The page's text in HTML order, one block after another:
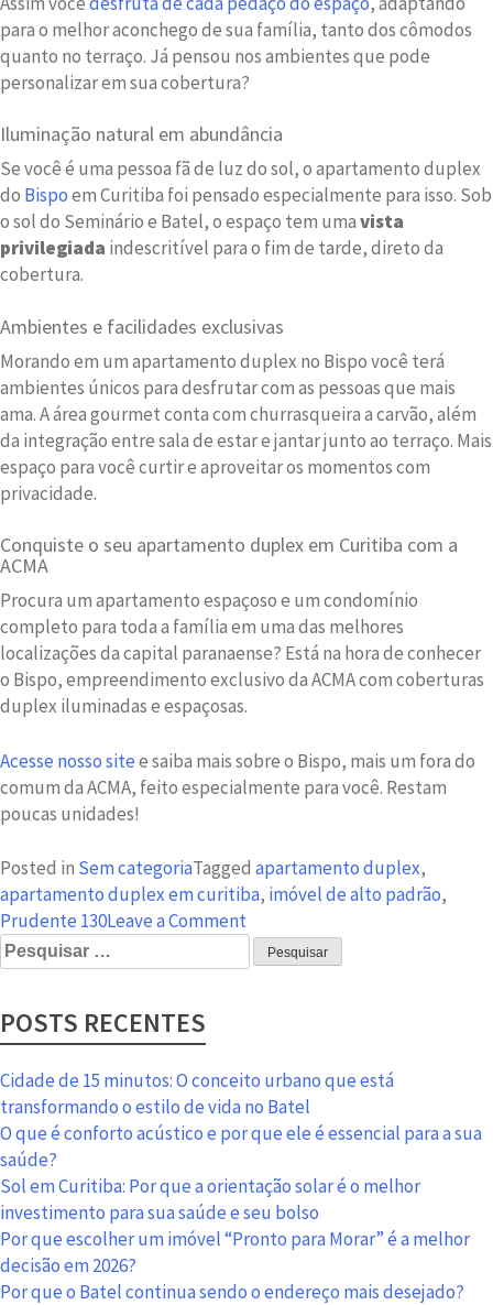
para o melhor aconchego de sua família, tanto dos cômodos
quanto no terraço. Já pensou nos ambientes que pode
personalizar em sua cobertura?
Iluminação natural em abundância
Se você é uma pessoa fã de luz do sol, o apartamento duplex
do Bispoem Curitiba foi pensado especialmente para isso. Sob
o sol do Seminário e Batel, o espaço tem umavista
privilegiada indescritível para o fim de tarde, direto da
cobertura.
Ambientes e facilidades exclusivas
Morando em um apartamento duplex no Bispo você terá
ambientes únicos para desfrutar com as pessoas que mais
ama. A área gourmet conta com churrasqueira a carvão, além
da integração entre sala de estar e jantar junto ao terraço. Mais
espaço para você curtir e aproveitar os momentos com
privacidade.
Conquiste o seu apartamento duplex em Curitiba com a
ACMA
Procura um apartamento espaçoso e um condomínio
completo para toda a família em uma das melhores
localizações da capital paranaense? Está na hora de conhecer
o Bispo, empreendimento exclusivo da ACMA com coberturas
duplex iluminadas e espaçosas.
Acesse nosso sitee saiba mais sobre o Bispo, mais um fora do
comum da ACMA, feito especialmente para você. Restam
poucas unidades!
Posted in Sem categoriaTagged apartamento duplex,
apartamento duplex em curitiba, imóvel de alto padrão,
Prudente 130Leave a Commenton
Procura
um
Curitiba?
Conquiste
o
na
ACMA
Pesquisar
por:
POSTS RECENTES
Cidade de 15 minutos: O conceito urbano que está
transformando o estilo de vida no Batel
O que é conforto acústico e por que ele é essencial para a sua
saúde?
Sol em Curitiba: Por que a orientação solar é o melhor
investimento para sua saúde e seu bolso
Por que escolher um imóvel “Pronto para Morar” é a melhor
decisão em 2026?
Por que o Batel continua sendo o endereço mais desejado?